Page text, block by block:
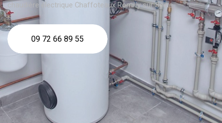
chaudière électrique Chaffoteaux Romilly sur Seine
09 72 66 89 55